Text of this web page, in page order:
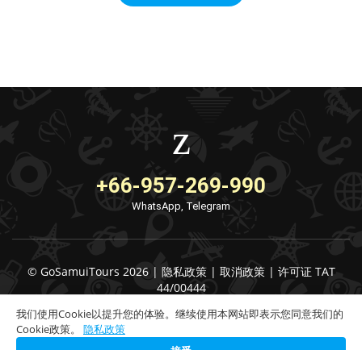
+66-957-269-990
WhatsApp, Telegram
© GoSamuiTours 2026 | 隐私政策| 取消政策| 许可证 TAT
44/00444
我们使用Cookie以提升您的体验。继续使用本网站即表示您同意我们的
Cookie政策。 隐私政策